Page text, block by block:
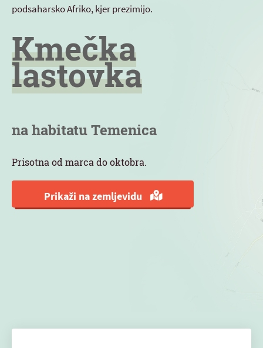
podsaharsko Afriko, kjer prezimijo.
Kmečka
lastovka
na habitatu Temenica
Prisotna od marca do oktobra.
Prikaži na zemljevidu